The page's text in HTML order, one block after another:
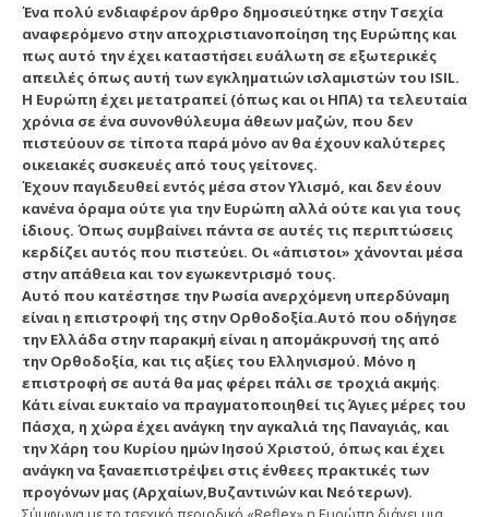
Ένα πολύ ενδιαφέρον άρθρο δημοσιεύτηκε στην Τσεχία
αναφερόμενο στην αποχριστιανοποίηση της Ευρώπης και
πως αυτό την έχει καταστήσει ευάλωτη σε εξωτερικές
απειλές όπως αυτή των εγκληματιών ισλαμιστών του ISIL.
H Eυρώπη έχει μετατραπεί (όπως και οι ΗΠΑ) τα τελευταία
χρόνια σε ένα συνονθύλευμα άθεων μαζών, που δεν
πιστεύουν σε τίποτα παρά μόνο αν θα έχουν καλύτερες
οικειακές συσκευές από τους γείτονες.
Έχουν παγιδευθεί εντός μέσα στον Υλισμό, και δεν έουν
κανένα όραμα ούτε για την Ευρώπη αλλά ούτε και για τους
ίδιους. Όπως συμβαίνει πάντα σε αυτές τις περιπτώσεις
κερδίζει αυτός που πιστεύει. Οι «άπιστοι» χάνονται μέσα
στην απάθεια και τον εγωκεντρισμό τους.
Αυτό που κατέστησε την Ρωσία ανερχόμενη υπερδύναμη
είναι η επιστροφή της στην Ορθοδοξία.Αυτό που οδήγησε
την Ελλάδα στην παρακμή είναι η απομάκρυνσή της από
την Ορθοδοξία, και τις αξίες του Ελληνισμού. Μόνο η
επιστροφή σε αυτά θα μας φέρει πάλι σε τροχιά ακμής.
Κάτι είναι ευκταίο να πραγματοποιηθεί τις Άγιες μέρες του
Πάσχα, η χώρα έχει ανάγκη την αγκαλιά της Παναγιάς, και
την Χάρη του Κυρίου ημών Ιησού Χριστού, όπως και έχει
ανάγκη να ξαναεπιστρέψει στις ένθεες πρακτικές των
προγόνων μας (Αρχαίων,Βυζαντινών και Νεότερων).